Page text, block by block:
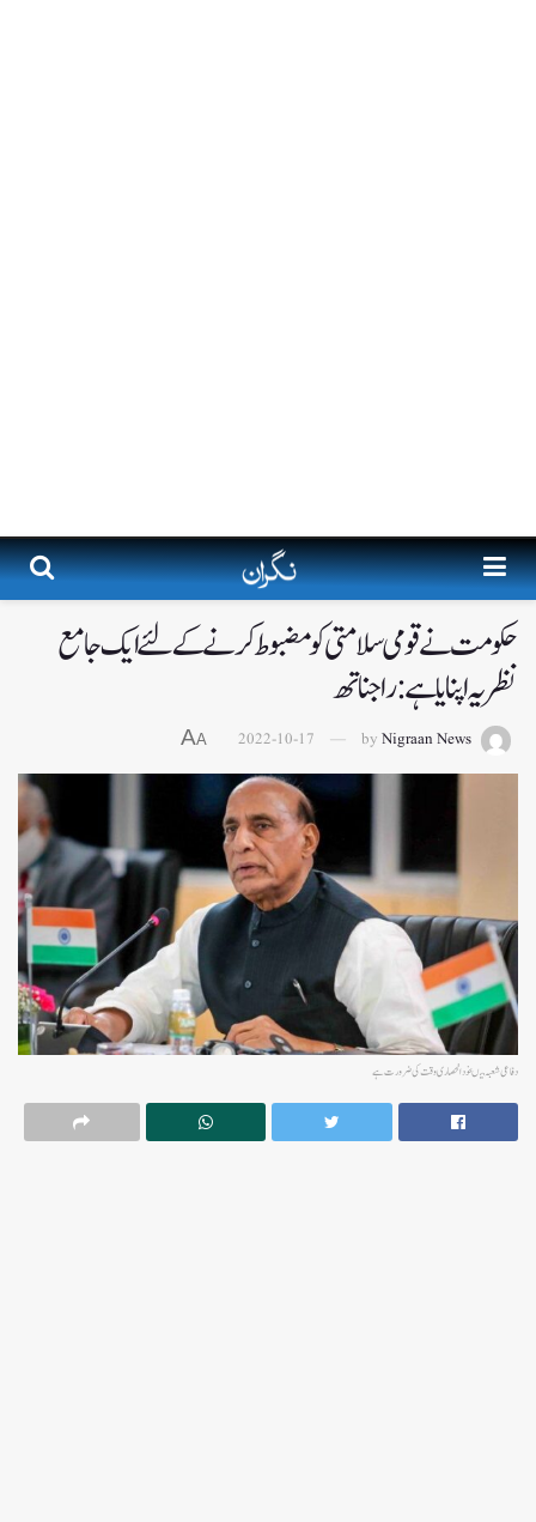
حکومت نے قومی سلامتی کو مضبوط کرنے کے لئے ایک جامع
نظریہ اپنایا ہے:راجناتھ
by Nigraan News
2022-10-17
A
A
دفاعی شعبہ میںخود انحصاری وقت کی ضرورت ہے